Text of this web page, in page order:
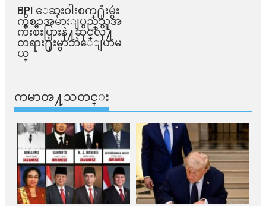
BPI ​ေဆးဝါးစက္​႐ုံးမွဴး
ကိစၥအမ်ားျပည္​သူအ
က်ိဳးစီးပြားနဲ႔ဆိုင္​လို႔
တရား႐ုံးမွာဘဲေျပာမ
ယ္​
ကမာၻ႔သတင္း